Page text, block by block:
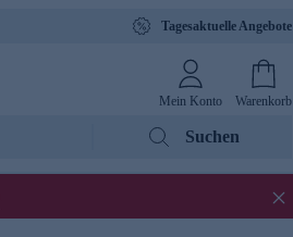
Tagesaktuelle Angebote
Mein Konto Warenkorb
Suchen